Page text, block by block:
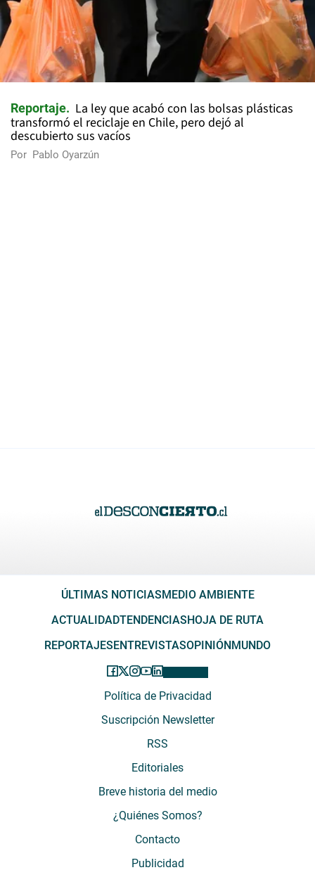
Reportaje
La ley que acabó con las bolsas plásticas
transformó el reciclaje en Chile, pero dejó al
descubierto sus vacíos
Por Pablo Oyarzún
ÚLTIMAS NOTICIASMEDIO AMBIENTE
ACTUALIDADTENDENCIASHOJA DE RUTA
REPORTAJESENTREVISTASOPINIÓNMUNDO
Política de Privacidad
Suscripción Newsletter
RSS
Editoriales
Breve historia del medio
¿Quiénes Somos?
Contacto
Publicidad